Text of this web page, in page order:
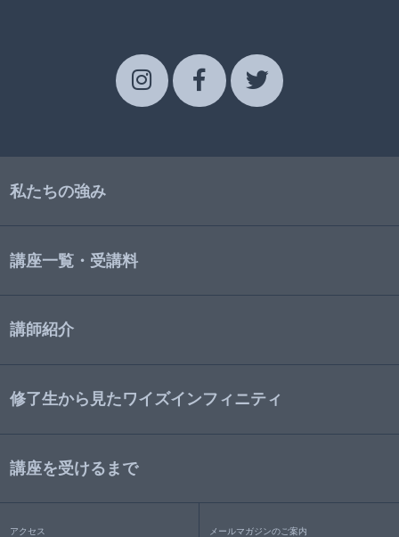
私たちの強み
講座一覧・受講料
講師紹介
修了生から見たワイズインフィニティ
講座を受けるまで
アクセス メールマガジンのご案内